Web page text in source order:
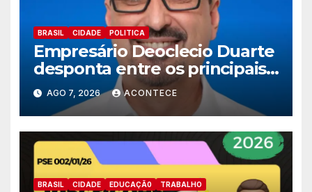
BRASIL CIDADE POLITICA
Empresário Deoclecio Duarte
desponta entre os principais
nomes do União Brasil para
deputado estadual
AGO 7, 2026 ACONTECE
BRASIL CIDADE EDUCAÇÃ0 TRABALHO